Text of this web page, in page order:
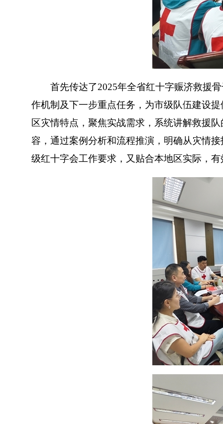
首先传达了2025年全省红十字赈济救援骨
作机制及下一步重点任务，为市级队伍建设
区灾情特点，聚焦实战需求，系统讲解救援
容，通过案例分析和流程推演，明确从灾情
级红十字会工作要求，又贴合本地区实际，